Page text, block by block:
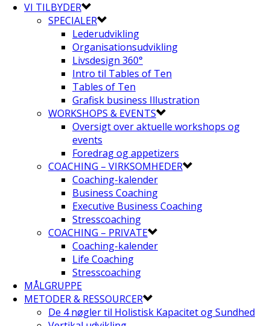
VI TILBYDER
SPECIALER
Lederudvikling
Organisationsudvikling
Livsdesign 360°
Intro til Tables of Ten
Tables of Ten
Grafisk business Illustration
WORKSHOPS & EVENTS
Oversigt over aktuelle workshops og
events
Foredrag og appetizers
COACHING – VIRKSOMHEDER
Coaching-kalender
Business Coaching
Executive Business Coaching
Stresscoaching
COACHING – PRIVATE
Coaching-kalender
Life Coaching
Stresscoaching
MÅLGRUPPE
METODER & RESSOURCER
De 4 nøgler til Holistisk Kapacitet og Sundhed